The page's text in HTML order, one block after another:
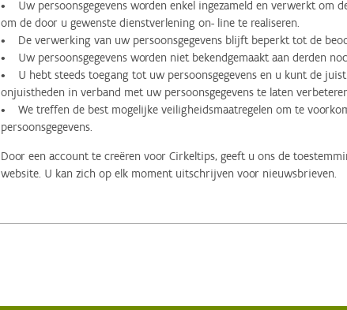
• Uw persoonsgegevens worden enkel ingezameld en verwerkt om
om de door u gewenste dienstverlening on- line te realiseren.
• De verwerking van uw persoonsgegevens blijft beperkt tot de
• Uw persoonsgegevens worden niet bekendgemaakt aan derden
• U hebt steeds toegang tot uw persoonsgegevens en u kunt de
onjuistheden in verband met uw persoonsgegevens te laten
• We treffen de best mogelijke veiligheidsmaatregelen om te
persoonsgegevens.
Door een account te creëren voor Cirkeltips, geeft u ons de
website. U kan zich op elk moment uitschrijven voor nieuwsbrieven.